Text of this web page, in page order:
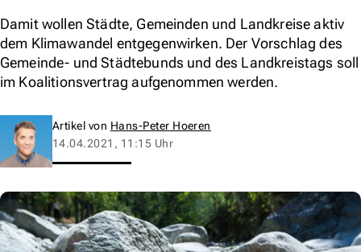
Damit wollen Städte, Gemeinden und Landkreise aktiv
dem Klimawandel entgegenwirken. Der Vorschlag des
Gemeinde- und Städtebunds und des Landkreistags soll
im Koalitionsvertrag aufgenommen werden.
Artikel von Hans-Peter Hoeren
14.04.2021, 11:15 Uhr